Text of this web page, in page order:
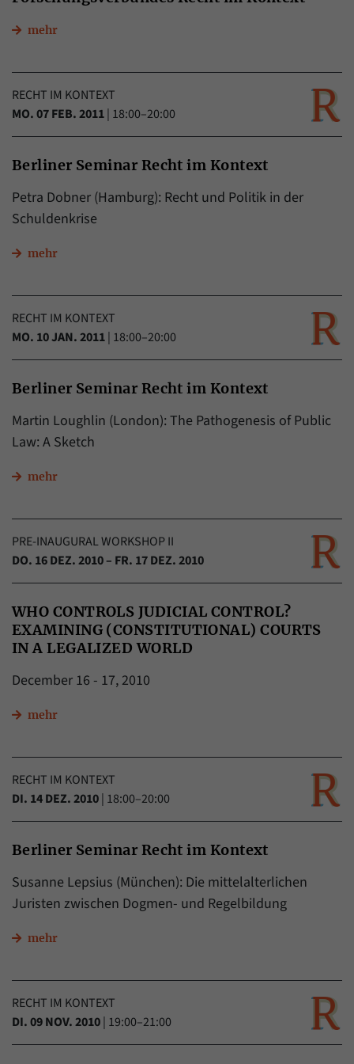
mehr
RECHT IM KONTEXT
MO. 07 FEB. 2011| 18:00–20:00
Berliner Seminar Recht im Kontext
Petra Dobner (Hamburg): Recht und Politik in der
Schuldenkrise
mehr
RECHT IM KONTEXT
MO. 10 JAN. 2011| 18:00–20:00
Berliner Seminar Recht im Kontext
Martin Loughlin (London): The Pathogenesis of Public
Law: A Sketch
mehr
PRE-INAUGURAL WORKSHOP II
DO. 16 DEZ. 2010 – FR. 17 DEZ. 2010
WHO CONTROLS JUDICIAL CONTROL?
EXAMINING (CONSTITUTIONAL) COURTS
IN A LEGALIZED WORLD
December 16 - 17, 2010
mehr
RECHT IM KONTEXT
DI. 14 DEZ. 2010| 18:00–20:00
Berliner Seminar Recht im Kontext
Susanne Lepsius (München): Die mittelalterlichen
Juristen zwischen Dogmen- und Regelbildung
mehr
RECHT IM KONTEXT
DI. 09 NOV. 2010| 19:00–21:00
Name
Laufzeit 6 Monate
Zweck
Mit diesem Cookie können wir speichern, von
Besucher durch eine Verlinkung auf unsere
Zweck
Mit diesem Cookie können wir für kurze Zeit
speichern.